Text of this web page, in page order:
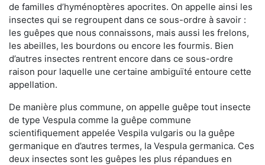
de familles d’hyménoptères apocrites. On appelle ainsi les
insectes qui se regroupent dans ce sous-ordre à savoir :
les guêpes que nous connaissons, mais aussi les frelons,
les abeilles, les bourdons ou encore les fourmis. Bien
d’autres insectes rentrent encore dans ce sous-ordre
raison pour laquelle une certaine ambiguïté entoure cette
appellation.
De manière plus commune, on appelle guêpe tout insecte
de type Vespula comme la guêpe commune
scientifiquement appelée Vespila vulgaris ou la guêpe
germanique en d’autres termes, la Vespula germanica. Ces
deux insectes sont les guêpes les plus répandues en